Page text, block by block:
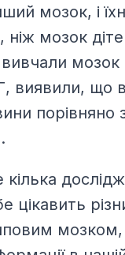
мозок, і
ніж мозок
вивчали
виявили, що
порівняно
цікавить